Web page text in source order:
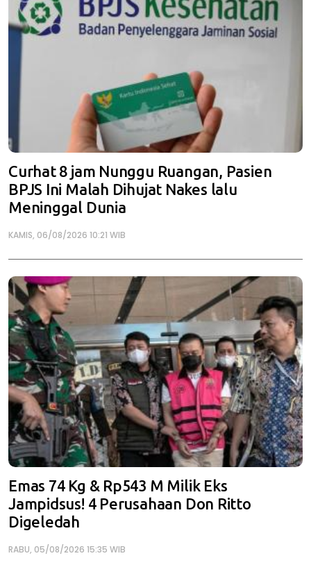
Curhat 8 jam Nunggu Ruangan, Pasien
BPJS Ini Malah Dihujat Nakes lalu
Meninggal Dunia
KAMIS, 06/08/2026 10:21 WIB
Emas 74 Kg & Rp543 M Milik Eks
Jampidsus! 4 Perusahaan Don Ritto
Digeledah
RABU, 05/08/2026 15:35 WIB